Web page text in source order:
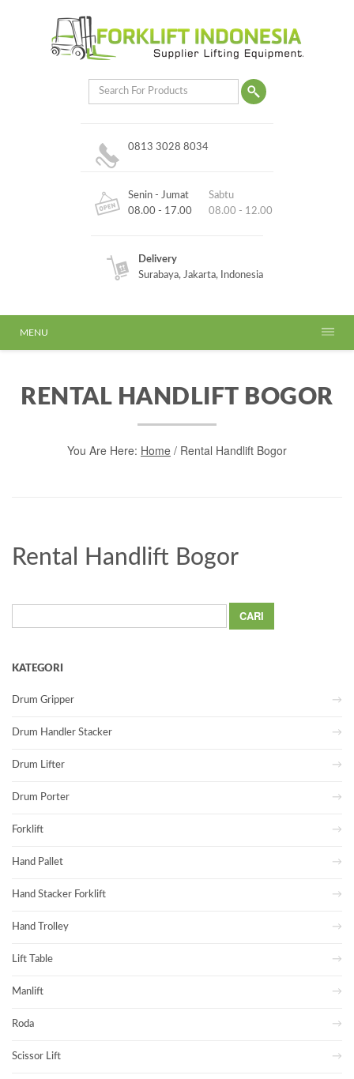
0813 3028 8034
Senin - Jumat
08.00 - 17.00
Sabtu
08.00 - 12.00
Delivery
Surabaya, Jakarta, Indonesia
MENU
RENTAL HANDLIFT BOGOR
You Are Here: Home / Rental Handlift Bogor
Rental Handlift Bogor
untuk:
KATEGORI
Drum Gripper
Drum Handler Stacker
Drum Lifter
Drum Porter
Forklift
Hand Pallet
Hand Stacker Forklift
Hand Trolley
Lift Table
Manlift
Roda
Scissor Lift